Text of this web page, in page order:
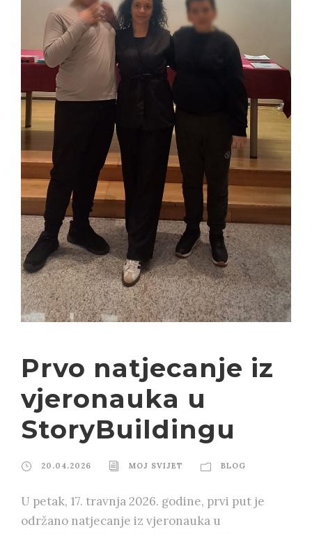
Prvo natjecanje iz
vjeronauka u
StoryBuildingu
20.04.2026 MOJ SVIJET BLOG
U petak, 17. travnja 2026. godine, prvi put je
održano natjecanje iz vjeronauka u